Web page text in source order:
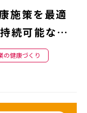
施策を最適
続可能な健
の健康づくり